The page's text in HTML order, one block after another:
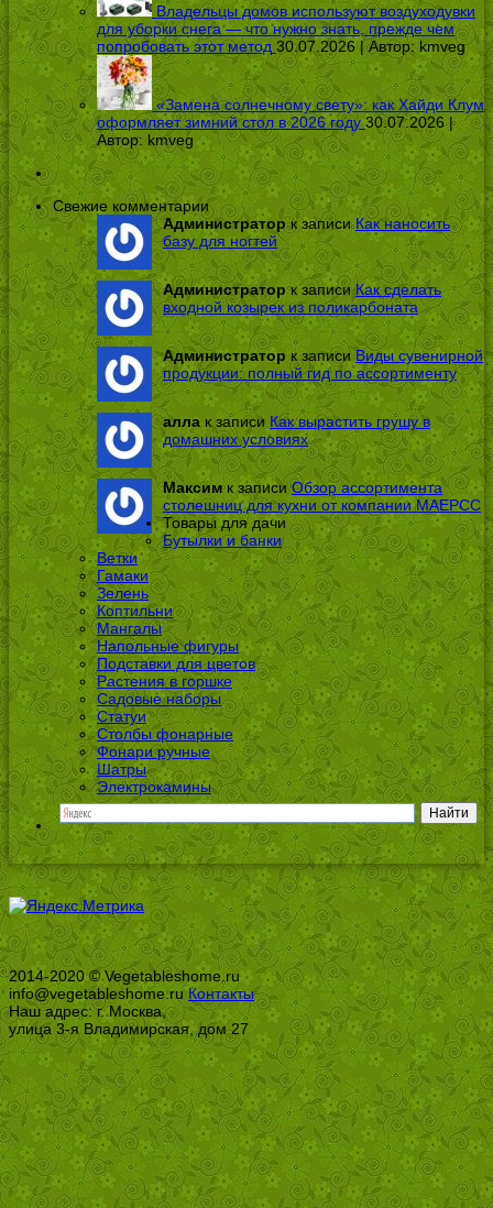
Владельцы домов используют воздуходувки
для уборки снега — что нужно знать, прежде чем
попробовать этот метод 30.07.2026 | Автор: kmveg
«Замена солнечному свету»: как Хайди Клум
оформляет зимний стол в 2026 году 30.07.2026 |
Автор: kmveg
Свежие комментарии
Администраторк записиКак наносить
базу для ногтей
Администраторк записиКак сделать
входной козырек из поликарбоната
Администратор к записи Виды сувенирной
продукции: полный гид по ассортименту
алла к записи Как вырастить грушу в
домашних условиях
Максимк записиОбзор ассортимента
столешниц для кухни от компании МАЕРСС
Товары для дачи
Бутылки и банки
Ветки
Гамаки
Зелень
Коптильни
Мангалы
Напольные фигуры
Подставки для цветов
Растения в горшке
Садовые наборы
Статуи
Столбы фонарные
Фонари ручные
Шатры
Электрокамины
2014-2020 © Vegetableshome.ru
info@vegetableshome.ruКонтакты
Наш адрес: г. Москва,
улица 3-я Владимирская, дом 27